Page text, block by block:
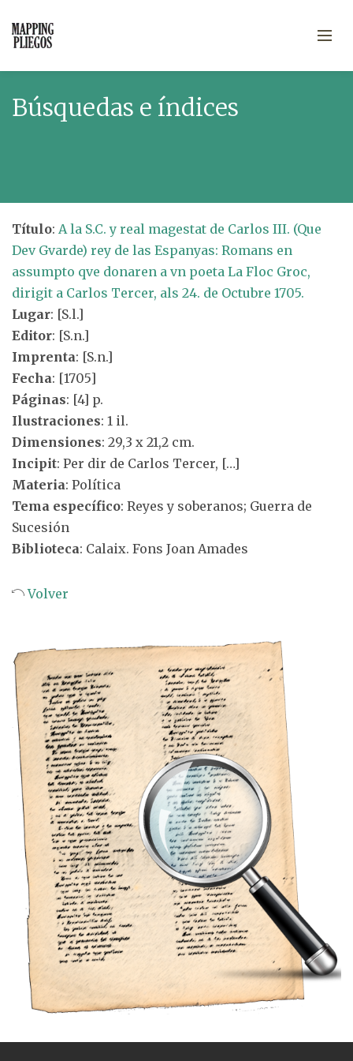
Búsquedas e índices
Título: A la S.C. y real magestat de Carlos III. (Que
Dev Gvarde) rey de las Espanyas: Romans en
assumpto qve donaren a vn poeta La Floc Groc,
dirigit a Carlos Tercer, als 24. de Octubre 1705.
Lugar: [S.l.]
Editor: [S.n.]
Imprenta: [S.n.]
Fecha: [1705]
Páginas: [4] p.
Ilustraciones: 1 il.
Dimensiones: 29,3 x 21,2 cm.
Incipit: Per dir de Carlos Tercer, […]
Materia: Política
Tema específico: Reyes y soberanos; Guerra de
Sucesión
Biblioteca: Calaix. Fons Joan Amades
Volver